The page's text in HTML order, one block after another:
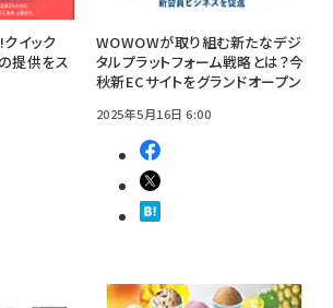
イック
提供をス
WOWOWが取り組む新たなデジ
タルプラットフォーム戦略とは？今
秋新ECサイトをグランドオープン
2025年5月16日 6:00